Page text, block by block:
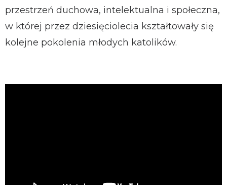
przestrzeń duchowa, intelektualna i społeczna,
w której przez dziesięciolecia kształtowały się
kolejne pokolenia młodych katolików.